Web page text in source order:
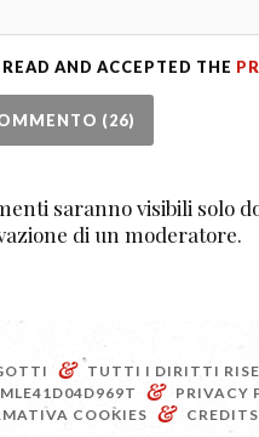
AND ACCEPTED THE
saranno visibili solo
di un moderatore.
& TUTTI I DIRITTI
& PRIVACY
COOKIES & CREDITS